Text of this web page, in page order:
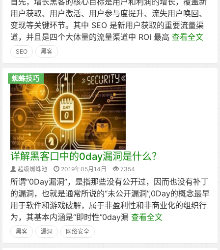
用户获取、用户激活、用户参与度提升、流失用户唤回、
变现等关键环节。其中 SEO 是新用户获取的重要流量渠
道，并且是四个大体量的流量渠道中 ROI 最高 查看全文
SEO 黑客
蜘蛛技巧
详解黑客口中的0day漏洞是什么？
超级蜘蛛池 2019年05月14日 7354
所谓“0Day漏洞”，是指那些没有公开过，因而也没有补丁
的漏洞，也就是通常所说的“未公开漏洞”,0Day的概念最早
用于软件和游戏破解，属于非盈利性和非商业化的组织行
为，其基本内涵是“即时性”0day漏 查看全文
黑客 漏洞 网络安全